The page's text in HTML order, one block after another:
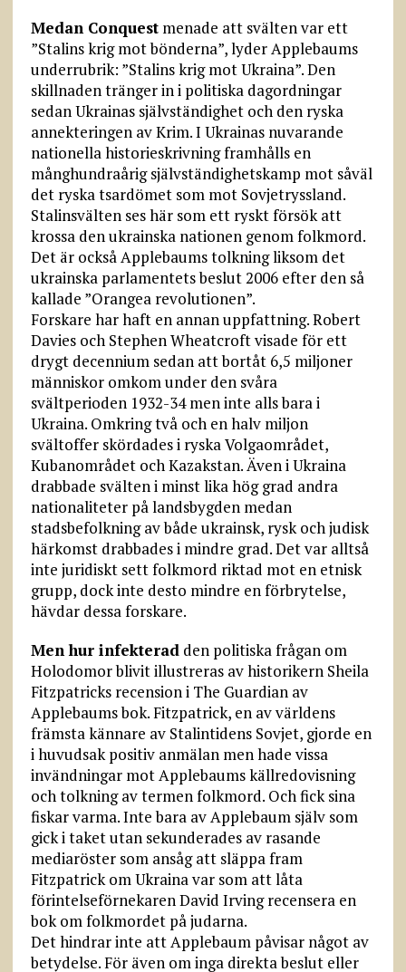
Medan Conquestmenade att svälten var ett
”Stalins krig mot bönderna”, lyder Applebaums
underrubrik: ”Stalins krig mot Ukraina”. Den
skillnaden tränger in i politiska dagordningar
sedan Ukrainas självständighet och den ryska
annekteringen av Krim. I Ukrainas nuvarande
nationella historieskrivning framhålls en
månghundraårig självständighetskamp mot såväl
det ryska tsardömet som mot Sovjetryssland.
Stalinsvälten ses här som ett ryskt försök att
krossa den ukrainska nationen genom folkmord.
Det är också Applebaums tolkning liksom det
ukrainska parlamentets beslut 2006 efter den så
kallade ”Orangea revolutionen”.
Forskare har haft en annan uppfattning. Robert
Davies och Stephen Wheatcroft visade för ett
drygt decennium sedan att bortåt 6,5 miljoner
människor omkom under den svåra
svältperioden 1932-34 men inte alls bara i
Ukraina. Omkring två och en halv miljon
svältoffer skördades i ryska Volgaområdet,
Kubanområdet och Kazakstan. Även i Ukraina
drabbade svälten i minst lika hög grad andra
nationaliteter på landsbygden medan
stadsbefolkning av både ukrainsk, rysk och judisk
härkomst drabbades i mindre grad. Det var alltså
inte juridiskt sett folkmord riktad mot en etnisk
grupp, dock inte desto mindre en förbrytelse,
hävdar dessa forskare.
Men hur infekteradden politiska frågan om
Holodomor blivit illustreras av historikern Sheila
Fitzpatricks recension i The Guardian av
Applebaums bok. Fitzpatrick, en av världens
främsta kännare av Stalintidens Sovjet, gjorde en
i huvudsak positiv anmälan men hade vissa
invändningar mot Applebaums källredovisning
och tolkning av termen folkmord. Och fick sina
fiskar varma. Inte bara av Applebaum själv som
gick i taket utan sekunderades av rasande
mediaröster som ansåg att släppa fram
Fitzpatrick om Ukraina var som att låta
förintelseförnekaren David Irving recensera en
bok om folkmordet på judarna.
Det hindrar inte att Applebaum påvisar något av
betydelse. För även om inga direkta beslut eller